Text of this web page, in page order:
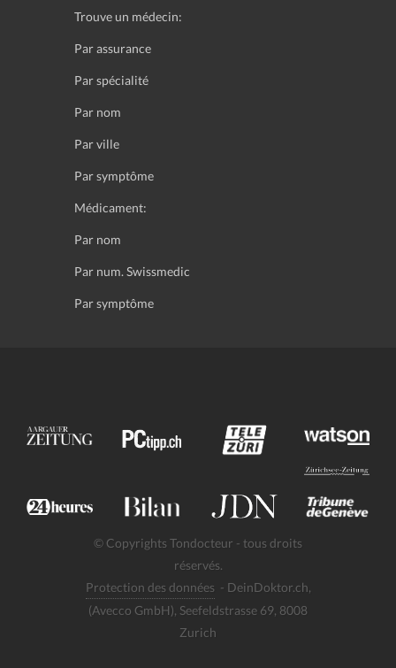
Trouve un médecin:
Par assurance
Par spécialité
Par nom
Par ville
Par symptôme
Médicament:
Par nom
Par num. Swissmedic
Par symptôme
© Copyrights Tondocteur - tous droits
réservés.
Protection des données - DeinDoktor.ch,
(Avecco GmbH), Seefeldstrasse 69, 8008
Zurich